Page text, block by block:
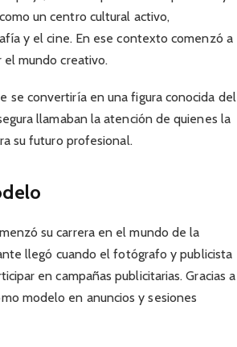
un centro cultural activo,
y el cine. En ese contexto comenzó a
el mundo creativo.
se convertiría en una figura conocida del
llamaban la atención de quienes la
su futuro profesional.
su carrera en el mundo de la
llegó cuando el fotógrafo y publicista
en campañas publicitarias. Gracias a
modelo en anuncios y sesiones